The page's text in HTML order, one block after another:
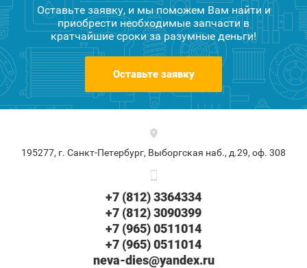
Оставьте заявку, и мы поможем Вам найти и
приобрести необходимые запчасти в
кратчайшие сроки за разумные деньги!
Оставьте заявку
195277, г. Санкт-Петербург, Выборгская наб., д.29, оф. 308
+7 (812) 3364334
+7 (812) 3090399
+7 (965) 0511014
+7 (965) 0511014
neva-dies@yandex.ru